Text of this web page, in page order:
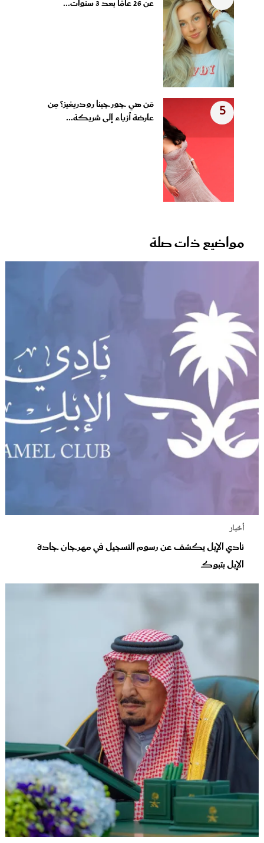
عن 26 عامًا بعد 3 سنوات...
5
مَن هي جورجينا رودريغيز؟ مِن
عارضة أزياء إلى شريكة...
مواضيع ذات صلة
أخبار
نادي الإبل يكشف عن رسوم التسجيل في مهرجان جادة
الإبل بتبوك